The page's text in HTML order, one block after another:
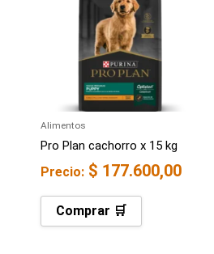
Alimentos
Pro Plan cachorro x 15 kg
Precio: $ 177.600,00
Comprar 🛒